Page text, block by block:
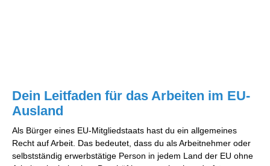
Dein Leitfaden für das Arbeiten im EU-
Ausland
Als Bürger eines EU-Mitgliedstaats hast du ein allgemeines
Recht auf Arbeit. Das bedeutet, dass du als Arbeitnehmer oder
selbstständig erwerbstätige Person in jedem Land der EU ohne